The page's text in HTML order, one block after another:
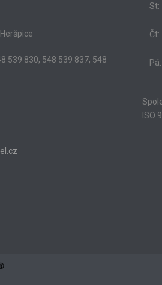
539 830, 548 539 837, 548
St:
Čt:
Pá:
ISO